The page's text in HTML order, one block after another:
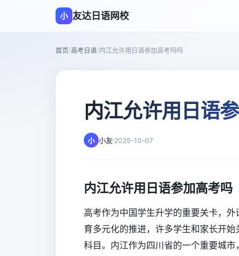
小 友达日语网校
首页/高考日语/内江允许用日语参加高考吗吗
内江允许用日语
小 小友 2025-10-07
内江允许用日语参加高考吗
高考作为中国学生升学的重要关卡，
育多元化的推进，许多学生和家长开
科目。内江作为四川省的一个重要城